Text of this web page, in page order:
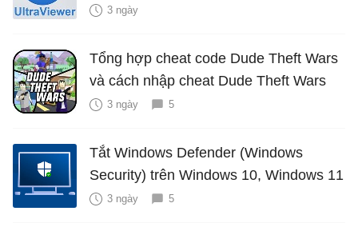
3 ngày
Tổng hợp cheat code Dude Theft Wars
và cách nhập cheat Dude Theft Wars
3 ngày 5
Tắt Windows Defender (Windows
Security) trên Windows 10, Windows 11
3 ngày 5